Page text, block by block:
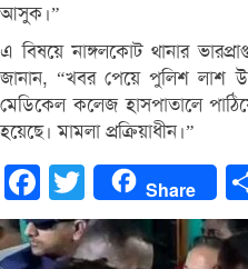
আসুক।”
এ বিষয়ে নাঙ্গলকোট থানার
জানান, “খবর পেয়ে পুলিশ লাশ
মেডিকেল কলেজ হাসপাতালে
হয়েছে। মামলা প্রক্রিয়াধীন।”
FacebookTwitter Share